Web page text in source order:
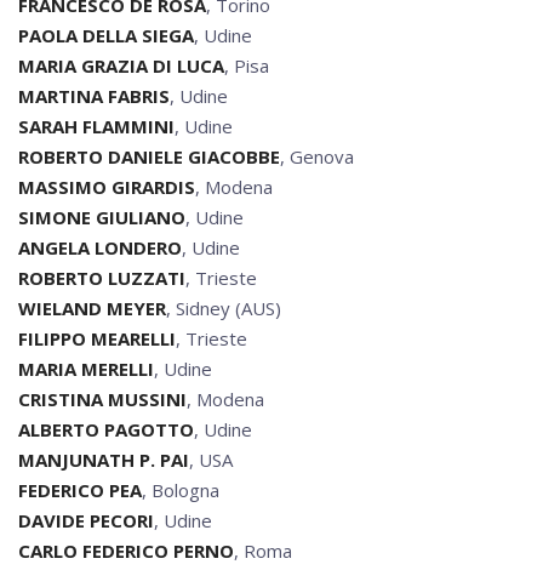
FRANCESCO DE ROSA, Torino
PAOLA DELLA SIEGA, Udine
MARIA GRAZIA DI LUCA, Pisa
MARTINA FABRIS, Udine
SARAH FLAMMINI, Udine
ROBERTO DANIELE GIACOBBE, Genova
MASSIMO GIRARDIS, Modena
SIMONE GIULIANO, Udine
ANGELA LONDERO, Udine
ROBERTO LUZZATI, Trieste
WIELAND MEYER, Sidney (AUS)
FILIPPO MEARELLI, Trieste
MARIA MERELLI, Udine
CRISTINA MUSSINI, Modena
ALBERTO PAGOTTO, Udine
MANJUNATH P. PAI, USA
FEDERICO PEA, Bologna
DAVIDE PECORI, Udine
CARLO FEDERICO PERNO, Roma